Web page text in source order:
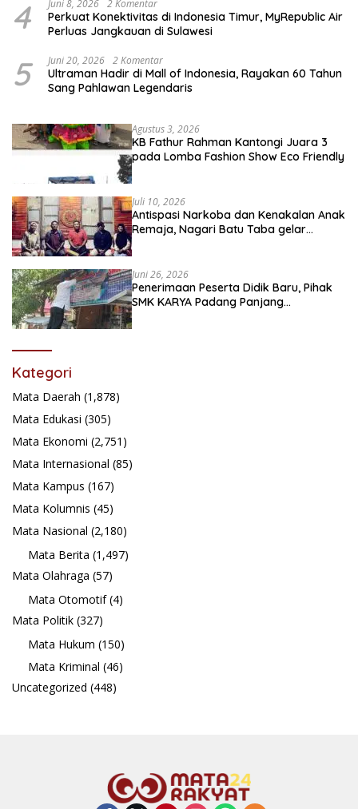
4 Juni 8, 2026 2 Komentar
Perkuat Konektivitas di Indonesia Timur, MyRepublic Air
Perluas Jangkauan di Sulawesi
5 Juni 20, 2026 2 Komentar
Ultraman Hadir di Mall of Indonesia, Rayakan 60 Tahun
Sang Pahlawan Legendaris
Agustus 3, 2026
KB Fathur Rahman Kantongi Juara 3
pada Lomba Fashion Show Eco Friendly
Juli 10, 2026
Antispasi Narkoba dan Kenakalan Anak
Remaja, Nagari Batu Taba gelar
Juni 26, 2026
Penerimaan Peserta Didik Baru, Pihak
SMK KARYA Padang Panjang
Kategori
Mata Daerah (1,878)
Mata Edukasi (305)
Mata Ekonomi (2,751)
Mata Internasional (85)
Mata Kampus (167)
Mata Kolumnis (45)
Mata Nasional (2,180)
Mata Berita (1,497)
Mata Olahraga (57)
Mata Otomotif(4)
Mata Politik (327)
Mata Hukum (150)
Mata Kriminal (46)
Uncategorized (448)